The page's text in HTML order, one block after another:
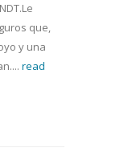
que,
y una
read